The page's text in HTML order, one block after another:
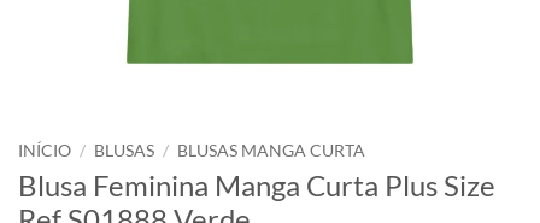
INÍCIO / BLUSAS / BLUSAS MANGA CURTA
Blusa Feminina Manga Curta Plus Size